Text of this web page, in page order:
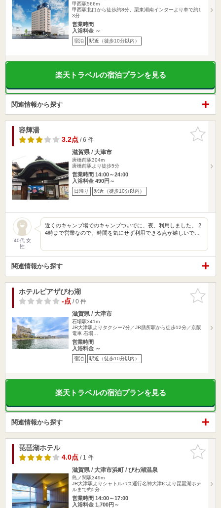
甲西駅566m
甲西駅北口から徒歩約8分、栗東湖南インターより車で約1
3分
営業時間
入浴料金 ～
宿泊 駅近（徒歩10分以内）
楽天トラベルの宿泊プランを見る
関連情報から探す
お気に入
りに追加
容輝湯
3.2点/ 6 件
滋賀県 / 大津市
唐橋前駅304m
唐橋前駅より徒歩5分
営業時間 14:00～24:00
入浴料金 490円～
日帰り 駅近（徒歩10分以内）
40代 女
性
近くのキャンプ場でのキャンプついでに、夜、利用しました。 2
4時まで営業なので、時間を気にせず利用できる点が嬉しいで…
関連情報から探す
お気に入
りに追加
ホテルピアザびわ湖
-点/ 0 件
滋賀県 / 大津市
石場駅341m
JR大津駅よりタクシー7分／JR膳所駅から徒歩12分／京阪
電車 石場…
営業時間
入浴料金 ～
宿泊 駅近（徒歩10分以内）
楽天トラベルの宿泊プランを見る
関連情報から探す
お気に入
りに追加
琵琶湖ホテル
4.0点/ 1 件
滋賀県 / 大津市浜町 / びわ湖温泉
島ノ関駅349m
JR大津駅よりシャトルバス運行名神大津ICより琵琶湖ホテ
ルまで約5分…
営業時間 14:00～17:00
入浴料金 1,700円～